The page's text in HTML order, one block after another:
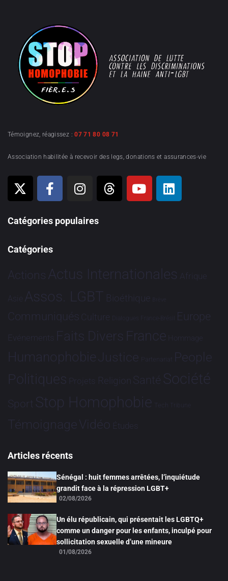
Témoignez, réagissez :07 71 80 08 71
Association habilitée à recevoir des legs, donations et assurances-vie
Catégories populaires
Catégories
Actions Actus Internationales Afrique
Asie Assos. LGBT Bioéthique Brève
Communiqués Culture Dialogues France-Brésil Europe
Evénements Faits Divers France Hommage
HumanophobieJustice Partenariat People
Politiques Projets Religion Santé Société
Sport Stop Homophobie Tech Tribune
TémoignageVidéo Études
Articles récents
Sénégal : huit femmes arrêtées, l’inquiétude
grandit face à la répression LGBT+
02/08/2026
Un élu républicain, qui présentait les LGBTQ+
comme un danger pour les enfants, inculpé pour
sollicitation sexuelle d’une mineure
01/08/2026